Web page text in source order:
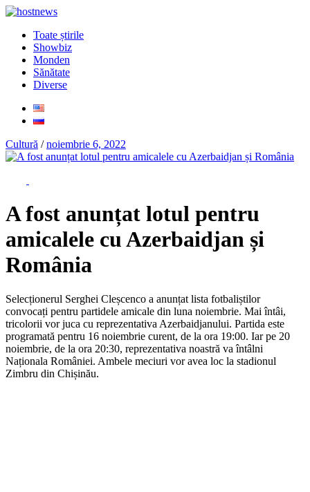
Toate știrile
Showbiz
Monden
Sănătate
Diverse
Cultură /noiembrie 6, 2022
A fost anunțat lotul pentru
amicalele cu Azerbaidjan și
România
Selecționerul Serghei Cleșcenco a anunțat lista fotbaliștilor
convocați pentru partidele amicale din luna noiembrie. Mai întâi,
tricolorii vor juca cu reprezentativa Azerbaidjanului. Partida este
programată pentru 16 noiembrie curent, de la ora 19:00. Iar pe 20
noiembrie, de la ora 20:30, reprezentativa noastră va întâlni
Naționala României. Ambele meciuri vor avea loc la stadionul
Zimbru din Chișinău.